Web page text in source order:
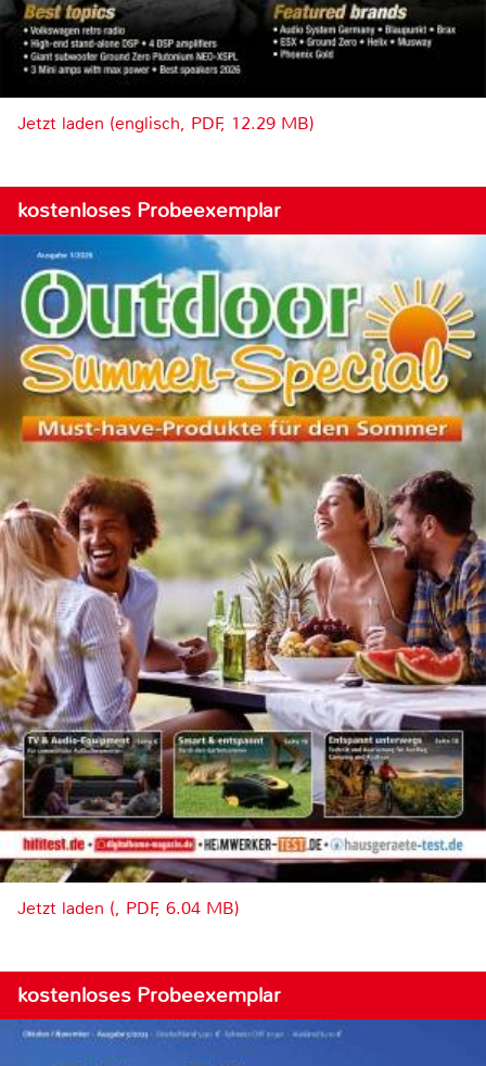
Jetzt laden (englisch, PDF, 12.29 MB)
kostenloses Probeexemplar
Jetzt laden (, PDF, 6.04 MB)
kostenloses Probeexemplar